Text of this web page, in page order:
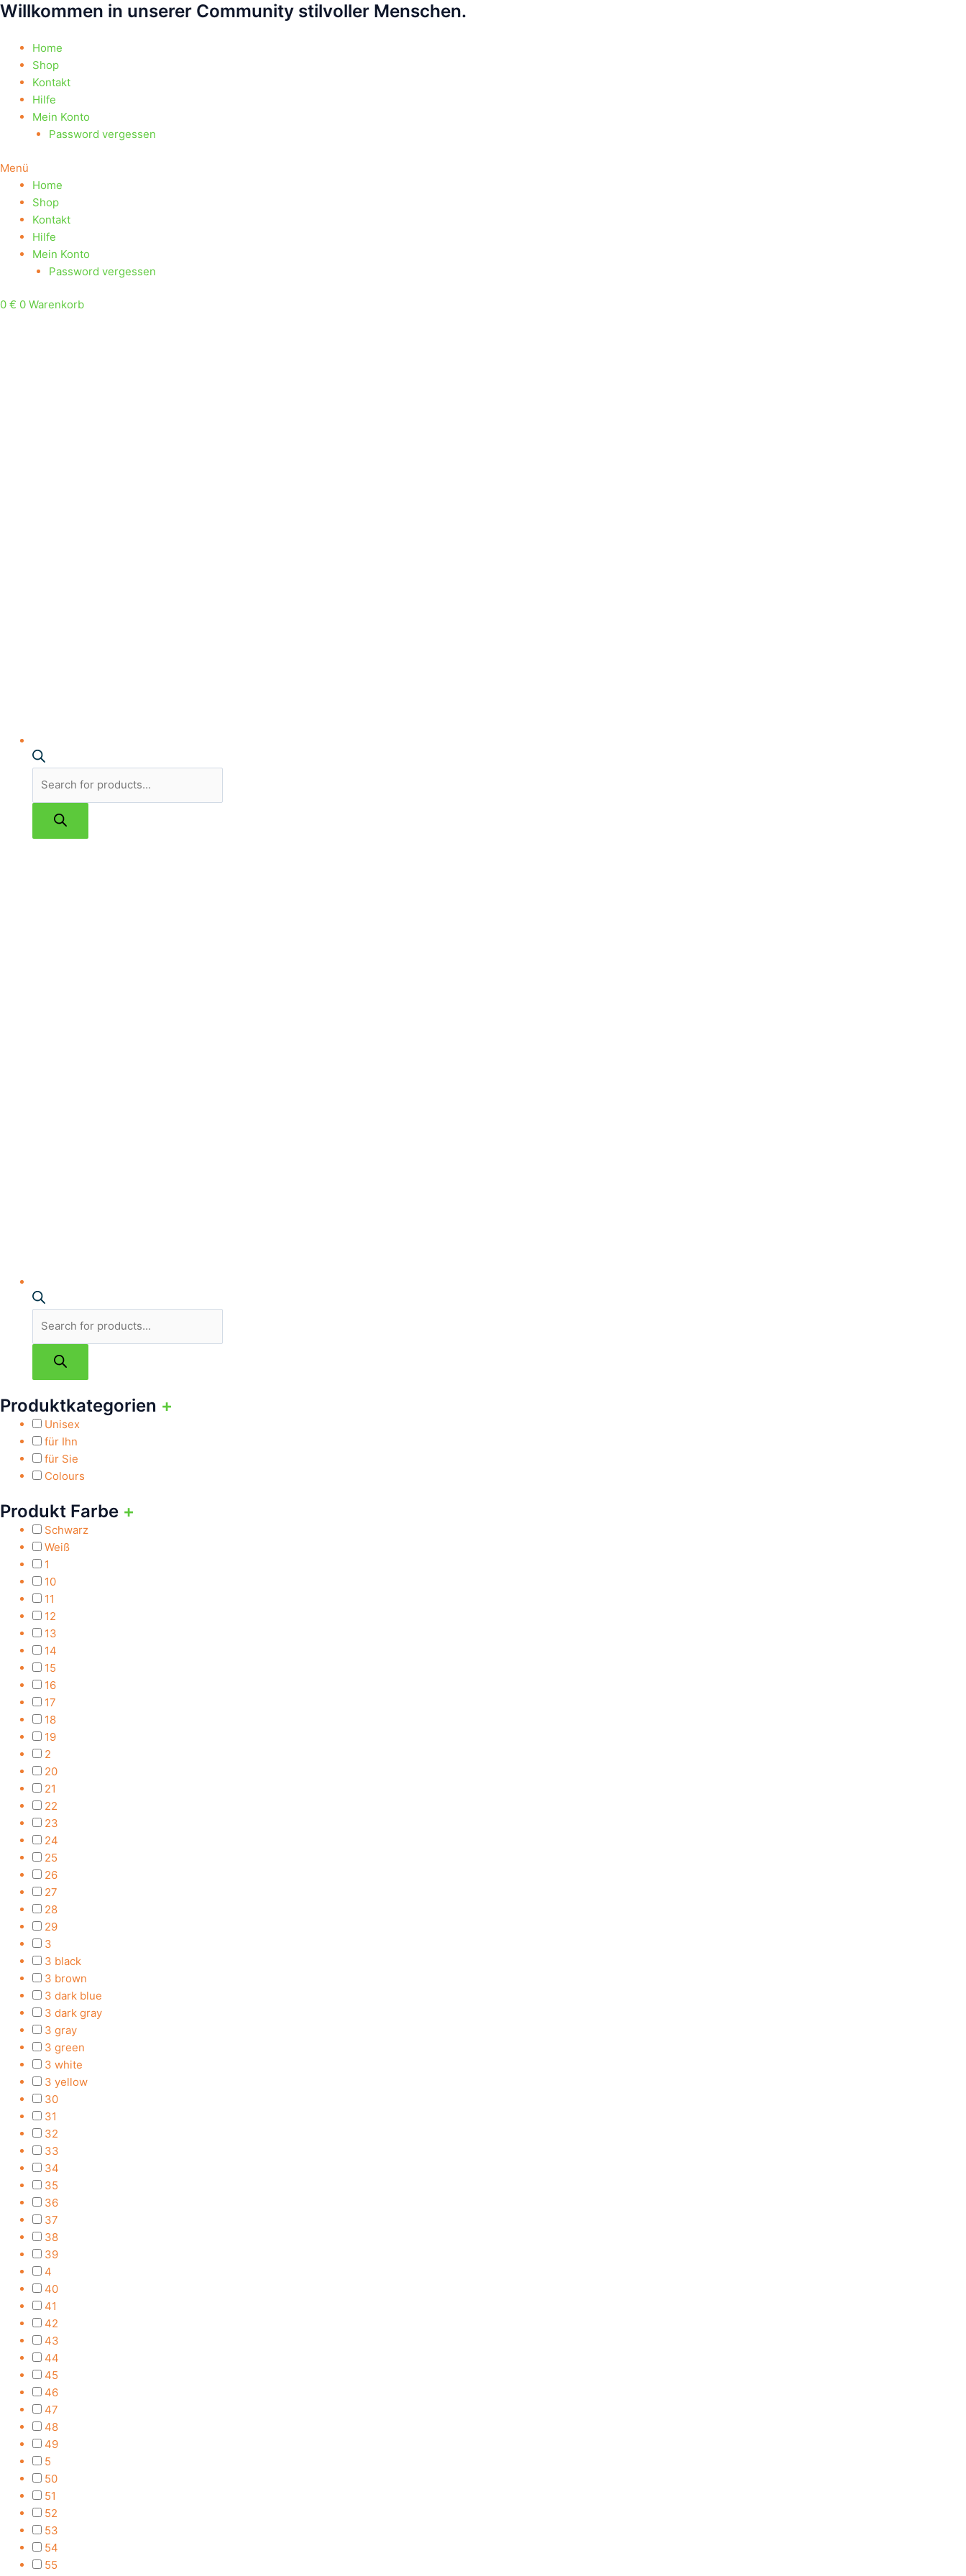
Zum
springen
Willkommen in unserer Community stilvoller Menschen.
Home
Shop
Kontakt
Hilfe
Mein Konto
Password vergessen
Menü
Home
Shop
Kontakt
Hilfe
Mein Konto
Password vergessen
0 € 0 Warenkorb
Products
Products
Produktkategorien +
Unisex
für Ihn
für Sie
Colours
Produkt Farbe +
Schwarz
Weiß
1
10
11
12
13
14
15
16
17
18
19
2
20
21
22
23
24
25
26
27
28
29
3
3 black
3 brown
3 dark blue
3 dark gray
3 gray
3 green
3 white
3 yellow
30
31
32
33
34
35
36
37
38
39
4
40
41
42
43
44
45
46
47
48
49
5
50
51
52
53
54
55